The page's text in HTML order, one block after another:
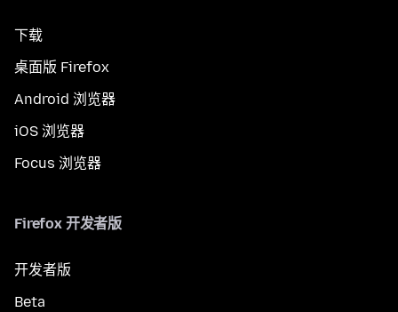
下载
桌面版 Firefox
Android 浏览器
iOS 浏览器
Focus 浏览器
Firefox 开发者版
开发者版
Beta